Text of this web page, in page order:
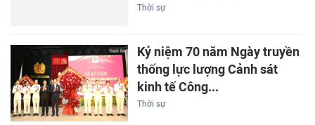
Thời sự
Kỷ niệm 70 năm Ngày truyền
thống lực lượng Cảnh sát
kinh tế Công...
Thời sự